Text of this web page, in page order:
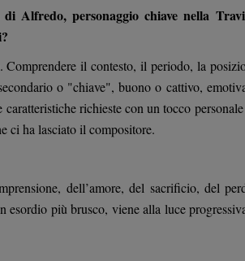
Alfredo, personaggio chiave nella
il contesto, il periodo, la
o "chiave", buono o cattivo,
richieste con un tocco
ci ha lasciato il compositore.
dell’amore, del sacrificio, del
più brusco, viene alla luce